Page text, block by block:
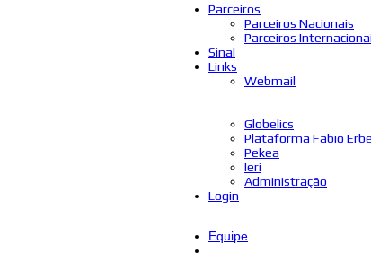
Parceiros
Parceiros Nacionais
Parceiros
Sinal
Links
Webmail
Globelics
Plataforma Fabio
Pekea
Ieri
Administração
Login
Equipe